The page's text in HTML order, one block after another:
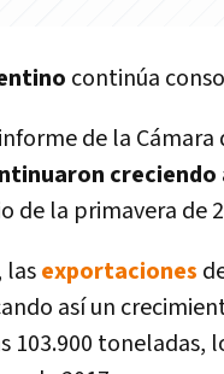
continúa
de la
creciendo
de la primavera de
lasexportaciones
así­ un
103.900 toneladas,